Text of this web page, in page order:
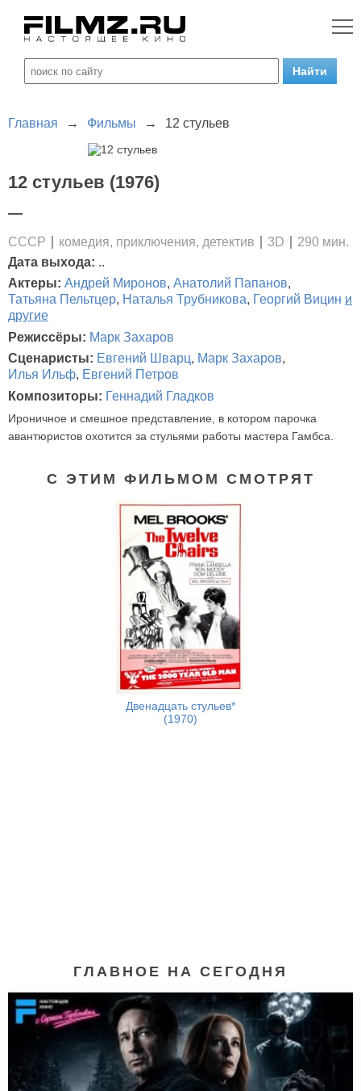
Главная → Фильмы → 12 стульев
12 стульев (1976)
—
СССР комедия, приключения, детектив 3D
290 мин.
Дата выхода: ..
Актеры: Андрей Миронов, Анатолий Папанов,
Татьяна Пельтцер, Наталья Трубникова, Георгий Вицин и
другие
Режиссёры: Марк Захаров
Сценаристы: Евгений Шварц, Марк Захаров,
Илья Ильф, Евгений Петров
Композиторы: Геннадий Гладков
Ироничное и смешное представление, в котором парочка
авантюристов охотится за стульями работы мастера Гамбса.
С ЭТИМ ФИЛЬМОМ СМОТРЯТ
Двенадцать стульев*
(1970)
ГЛАВНОЕ НА СЕГОДНЯ